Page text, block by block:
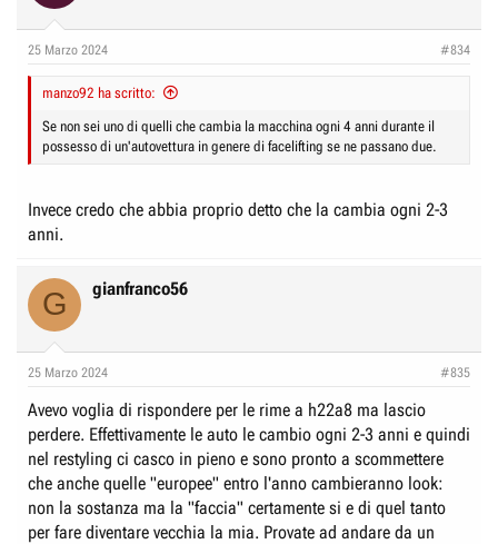
25 Marzo 2024 #834
manzo92 ha scritto:
Se non sei uno di quelli che cambia la macchina ogni 4 anni durante il
possesso di un'autovettura in genere di facelifting se ne passano due.
Invece credo che abbia proprio detto che la cambia ogni 2-3
anni.
G gianfranco56
25 Marzo 2024 #835
Avevo voglia di rispondere per le rime a h22a8 ma lascio
perdere. Effettivamente le auto le cambio ogni 2-3 anni e quindi
nel restyling ci casco in pieno e sono pronto a scommettere
che anche quelle "europee" entro l'anno cambieranno look:
non la sostanza ma la "faccia" certamente si e di quel tanto
per fare diventare vecchia la mia. Provate ad andare da un